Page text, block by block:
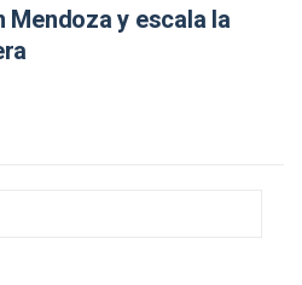
y escala la